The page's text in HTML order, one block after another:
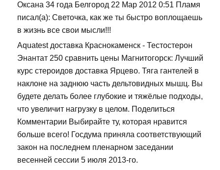
Оксана 34 года Белгород 22 Мар 2012 0:51 Пламя
писал(а): Светочка, как же ты быстро воплощаешь
в жизнь все свои мысли!!!
Aquatest доставка Краснокаменск - Тестостерон
Энантат 250 сравнить цены Магнитогорск: Лучший
курс стероидов доставка Ярцево. Тяга гантелей в
наклоне на заднюю часть дельтовидных мышц. Вы
будете делать более глубокие и тяжёлые подходы,
что увеличит нагрузку в целом. Поделиться
Комментарии Выбирайте ту, которая нравится
больше всего! Госдума приняла соответствующий
закон на последнем пленарном заседании
весенней сессии 5 июля 2013-го.